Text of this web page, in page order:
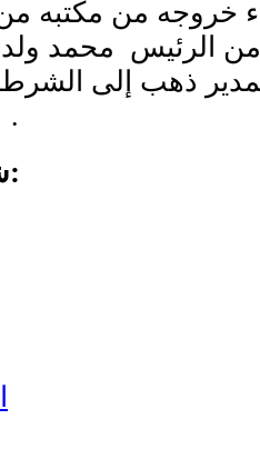
خروجه من
من الرئيس محمد
ذهب إلى
المورد الذي ضربه .
شارك هذا الموضوع: